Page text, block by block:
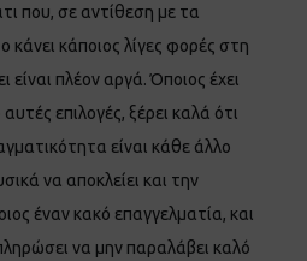
που, σε αντίθεση με τα
κάνει κάποιος λίγες φορές στη
πλέον αργά. Όποιος έχει
επιλογές, ξέρει καλά ότι
είναι κάθε άλλο
να αποκλείει και την
έναν κακό επαγγελματία, και
να μην παραλάβει καλό